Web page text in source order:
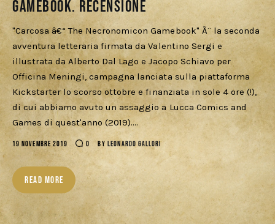
Libri e fumetti
Cercatori
Download
Gamebook. Recensione
"Carcosa â€“ The Necronomicon Gamebook" Ã¨ la seconda
avventura letteraria firmata da Valentino Sergi e
illustrata da Alberto Dal Lago e Jacopo Schiavo per
Officina Meningi, campagna lanciata sulla piattaforma
Kickstarter lo scorso ottobre e finanziata in sole 4 ore (!),
di cui abbiamo avuto un assaggio a Lucca Comics and
Games di quest'anno (2019).…
19 NOVEMBRE 2019 0 BY LEONARDO GALLORI
READ MORE